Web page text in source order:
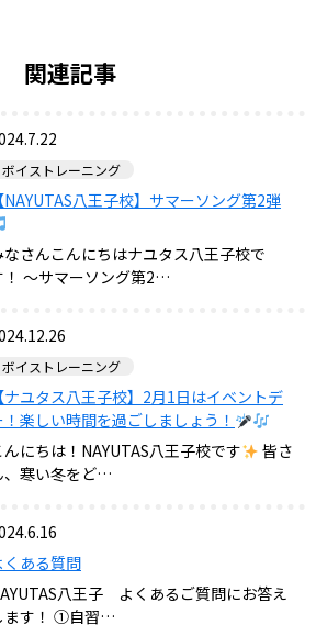
関連記事
ボイストレーニング
【NAYUTAS八王子校】サマーソング第2弾
なさんこんにちはナユタス八王子校で
！ 〜サマーソング第2…
ボイストレーニング
【ナユタス八王子校】2月1日はイベントデ
！楽しい時間を過ごしましょう！
んにちは！NAYUTAS八王子校です
皆さ
、寒い冬をど…
くある質問
八王子 よくあるご質問にお答え
ます！ ①自習…